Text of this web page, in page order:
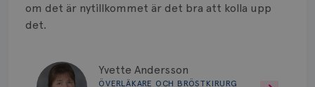
om det är nytillkommet är det bra att kolla upp
det.
Yvette Andersson
ÖVERLÄKARE OCH BRÖSTKIRURG
Strålning